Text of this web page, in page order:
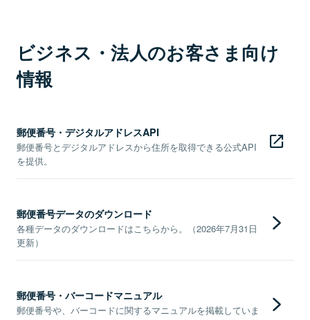
ビジネス・法人のお客さま向け
情報
郵便番号・デジタルアドレスAPI
郵便番号とデジタルアドレスから住所を取得できる公式API
を提供。
郵便番号データのダウンロード
各種データのダウンロードはこちらから。（2026年7月31日
更新）
郵便番号・バーコードマニュアル
郵便番号や、バーコードに関するマニュアルを掲載していま